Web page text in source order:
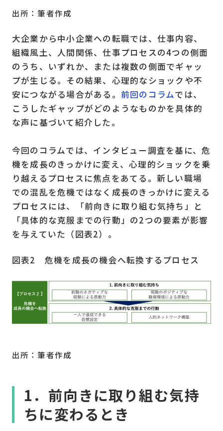
出所：筆者作成
大企業から中小企業への転職では、仕事内容、
組織風土、人間関係、仕事プロセスの4つの側面
のうち、いずれか、または複数の側面でギャッ
プが生じる。その結果、心理的なショックや不
安につながる場合がある。 前回のコラムでは、
こうしたギャップがどのようなものかを具体的
な声に基づいて紹介した。
今回のコラムでは、インタビュー調査を基に、危
機を成長のきっかけに変え、心理的ショックを乗
り越えるプロセスに焦点をあてる。新しい職場
での混乱を危機ではなく成長のきっかけに変える
プロセスには、「前向きに取り組む気持ち」と
「具体的な克服までの行動」の2つの要素が影響
を与えていた（図表2）。
図表2 危機を成長の機会へ転換するプロセス
出所：筆者作成
1．前向きに取り組む気持
ちに変わるとき